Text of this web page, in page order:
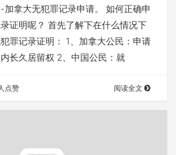
加拿大无犯罪记录申请。 如何正确申
证明呢？ 首先了解下在什么情况下
罪记录证明： 1、加拿大公民：申请
长久居留权 2、中国公民：就
点赞 阅读全文